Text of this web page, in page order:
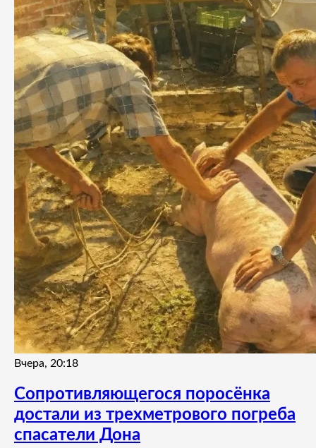
Вчера, 20:18
Сопротивляющегося поросёнка
достали из трехметрового погреба
спасатели Дона